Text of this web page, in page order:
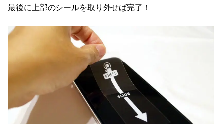
最後に上部のシールを取り外せば完了！